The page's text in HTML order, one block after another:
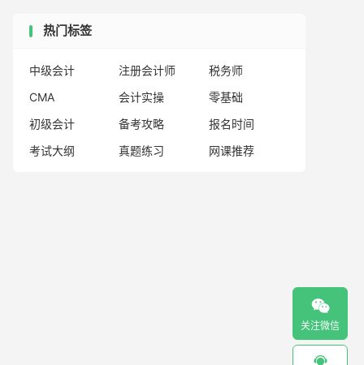
热门标签
中级会计 注册会计师
税务师
CMA
会计实操
零基础
初级会计
备考攻略
报名时间
考试大纲
真题练习 网课推荐

关注微信